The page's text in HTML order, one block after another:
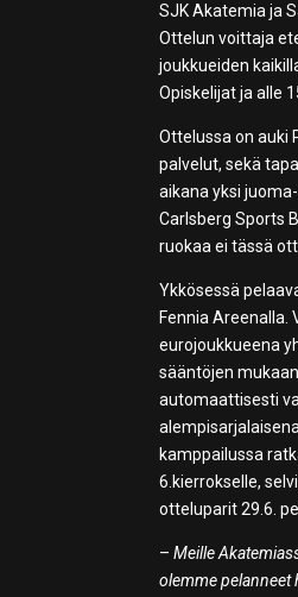
SJK Akatemia ja
Ottelun voittaja
joukkueiden
Opiskelijat ja alle
Ottelussa on auki
palvelut, sekä
aikana yksi
Carlsberg Sports
ruokaa ei tässä
Ykkösessä
Fennia Areenalla.
eurojoukkueena
sääntöjen
automaattisesti
kamppailussa
6.kierrokselle,
otteluparit 29.6.
–Meille
olemme pelanneet